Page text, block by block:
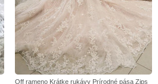
Off rameno Krátke rukávy Prírodné pása Zips